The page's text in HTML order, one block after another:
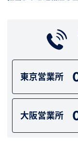
東京営業所
大阪営業所